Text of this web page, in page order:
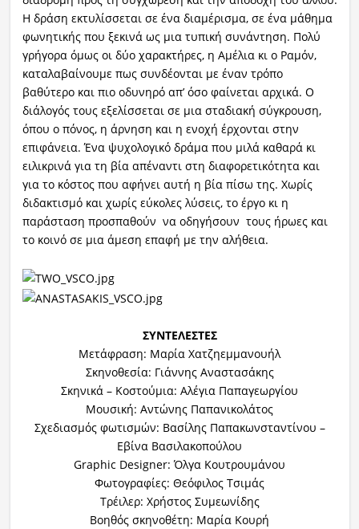
Η δράση εκτυλίσσεται σε ένα διαμέρισμα, σε ένα μάθημα
φωνητικής που ξεκινά ως μια τυπική συνάντηση. Πολύ
γρήγορα όμως οι δύο χαρακτήρες, η Αμέλια κι ο Ραμόν,
καταλαβαίνουμε πως συνδέονται με έναν τρόπο
βαθύτερο και πιο οδυνηρό απ’ όσο φαίνεται αρχικά. Ο
διάλογός τους εξελίσσεται σε μια σταδιακή σύγκρουση,
όπου ο πόνος, η άρνηση και η ενοχή έρχονται στην
επιφάνεια. Ένα ψυχολογικό δράμα που μιλά καθαρά κι
ειλικρινά για τη βία απέναντι στη διαφορετικότητα και
για το κόστος που αφήνει αυτή η βία πίσω της. Χωρίς
διδακτισμό και χωρίς εύκολες λύσεις, το έργο κι η
παράσταση προσπαθούν να οδηγήσουν τους ήρωες και
το κοινό σε μια άμεση επαφή με την αλήθεια.
ΣΥΝΤΕΛΕΣΤΕΣ
Μετάφραση: Μαρία Χατζηεμμανουήλ
Σκηνοθεσία: Γιάννης Αναστασάκης
Σκηνικά – Κοστούμια: Αλέγια Παπαγεωργίου
Μουσική: Αντώνης Παπανικολάτος
Σχεδιασμός φωτισμών: Βασίλης Παπακωνσταντίνου –
Εβίνα Βασιλακοπούλου
Graphic Designer: Όλγα Κουτρουμάνου
Φωτογραφίες: Θεόφιλος Τσιμάς
Τρέιλερ: Χρήστος Συμεωνίδης
Βοηθός σκηνοθέτη: Μαρία Κουρή